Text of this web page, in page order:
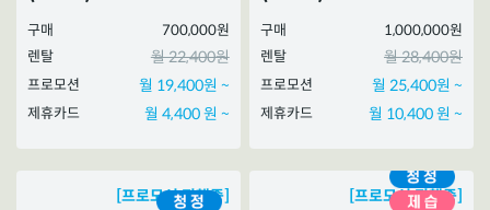
구매
700,000원
렌탈
월 22,400원
프로모션 월 19,400원 ~
제휴카드 월 4,400 원 ~
구매
1,000,000원
렌탈
월 28,400원
프로모션 월 25,400원 ~
제휴카드 월 10,400 원 ~
[프로모션 진행중] [프로모션 진행중]